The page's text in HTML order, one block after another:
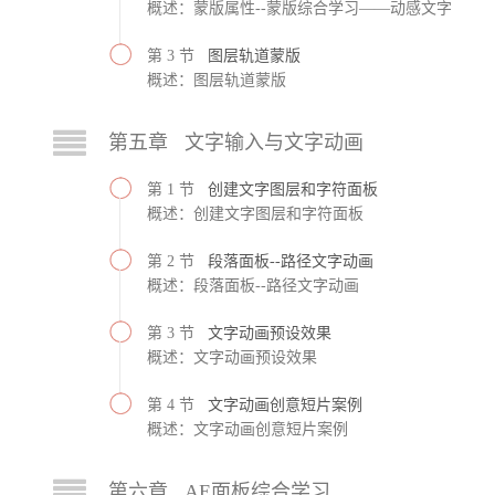
概述：蒙版属性--蒙版综合学习——动感文字
第 3 节
图层轨道蒙版
概述：图层轨道蒙版
第五章 文字输入与文字动画
第 1 节 创建文字图层和字符面板
概述：创建文字图层和字符面板
第 2 节 段落面板--路径文字动画
概述：段落面板--路径文字动画
第 3 节 文字动画预设效果
概述：文字动画预设效果
第 4 节 文字动画创意短片案例
概述：文字动画创意短片案例